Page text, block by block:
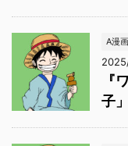
A漫
『
子